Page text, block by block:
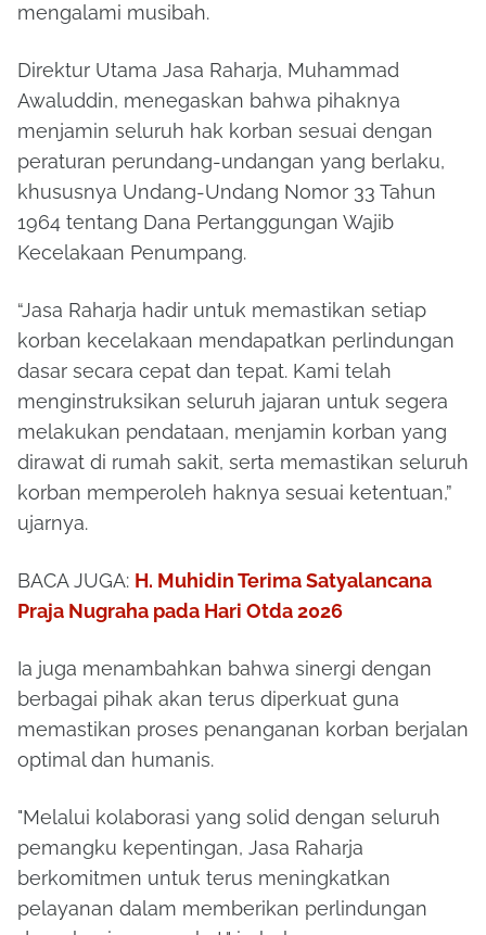
mengalami musibah.
Direktur Utama Jasa Raharja, Muhammad
Awaluddin, menegaskan bahwa pihaknya
menjamin seluruh hak korban sesuai dengan
peraturan perundang-undangan yang berlaku,
khususnya Undang-Undang Nomor 33 Tahun
1964 tentang Dana Pertanggungan Wajib
Kecelakaan Penumpang.
“Jasa Raharja hadir untuk memastikan setiap
korban kecelakaan mendapatkan perlindungan
dasar secara cepat dan tepat. Kami telah
menginstruksikan seluruh jajaran untuk segera
melakukan pendataan, menjamin korban yang
dirawat di rumah sakit, serta memastikan seluruh
korban memperoleh haknya sesuai ketentuan,”
ujarnya.
BACA JUGA: H. Muhidin Terima Satyalancana
Praja Nugraha pada Hari Otda 2026
Ia juga menambahkan bahwa sinergi dengan
berbagai pihak akan terus diperkuat guna
memastikan proses penanganan korban berjalan
optimal dan humanis.
"Melalui kolaborasi yang solid dengan seluruh
pemangku kepentingan, Jasa Raharja
berkomitmen untuk terus meningkatkan
pelayanan dalam memberikan perlindungan